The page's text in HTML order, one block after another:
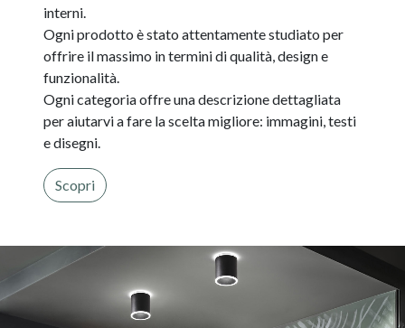
interni.
Ogni prodotto è stato attentamente studiato per
offrire il massimo in termini di qualità, design e
funzionalità.
Ogni categoria offre una descrizione dettagliata
per aiutarvi a fare la scelta migliore: immagini, testi
e disegni.
Scopri